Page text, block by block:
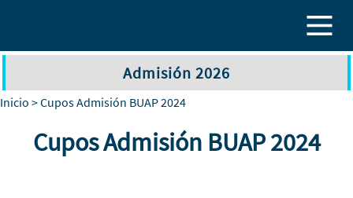
Admisión 2026
Inicio > Cupos Admisión BUAP 2024
Cupos Admisión BUAP 2024